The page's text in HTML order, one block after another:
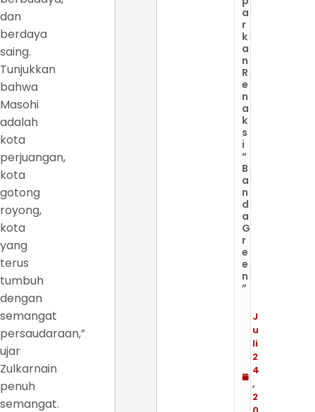
dan
berdaya
saing.
Tunjukkan
bahwa
Masohi
adalah
kota
perjuangan,
kota
gotong
royong,
kota
yang
terus
tumbuh
dengan
semangat
persaudaraan,”
ujar
Zulkarnain
penuh
semangat.
a
r
k
a
n
R
e
n
a
k
s
i
“
B
a
n
d
a
G
r
e
e
n
”
J
u
li
2
4
,
2